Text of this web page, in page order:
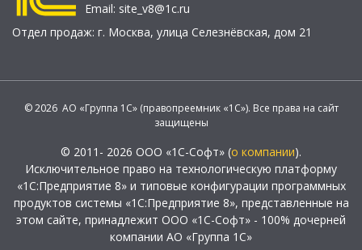
Email: site_v8@1c.ru
Отдел продаж: г. Москва, улица Селезнёвская, дом 21
© 2026 АО «Группа 1С» (правопреемник «1С»). Все права на сайт
защищены
© 2011- 2026 ООО «1С-Софт» (о компании).
Исключительное право на технологическую платформу
«1С:Предприятие 8» и типовые конфигурации программных
продуктов системы «1С:Предприятие 8», представленные на
этом сайте, принадлежит ООО «1С-Софт» - 100% дочерней
компании АО «Группа 1С»